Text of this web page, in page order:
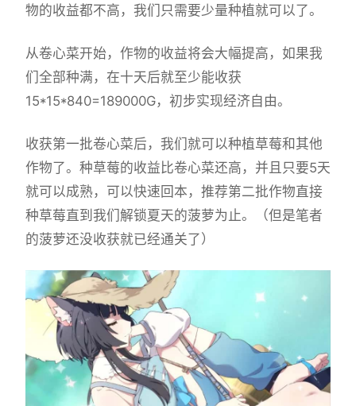
物的收益都不高，我们只需要少量种植就可以了。
从卷心菜开始，作物的收益将会大幅提高，如果我
们全部种满，在十天后就至少能收获
15*15*840=189000G，初步实现经济自由。
收获第一批卷心菜后，我们就可以种植草莓和其他
作物了。种草莓的收益比卷心菜还高，并且只要5天
就可以成熟，可以快速回本，推荐第二批作物直接
种草莓直到我们解锁夏天的菠萝为止。（但是笔者
的菠萝还没收获就已经通关了）